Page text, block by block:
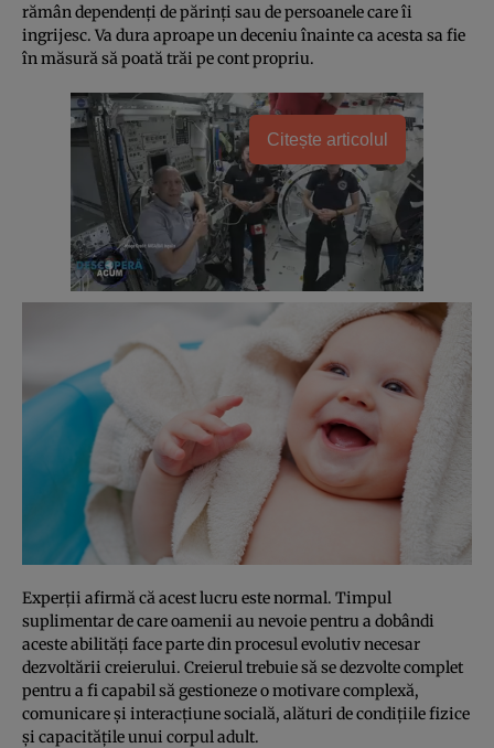
rămân dependenţi de părinţi sau de persoanele care îi
ingrijesc. Va dura aproape un deceniu înainte ca acesta sa fie
în măsură să poată trăi pe cont propriu.
Citește articolul
Experţii afirmă că acest lucru este normal. Timpul
suplimentar de care oamenii au nevoie pentru a dobândi
aceste abilităţi face parte din procesul evolutiv necesar
dezvoltării creierului. Creierul trebuie să se dezvolte complet
pentru a fi capabil să gestioneze o motivare complexă,
comunicare şi interacţiune socială, alături de condiţiile fizice
şi capacităţile unui corpul adult.